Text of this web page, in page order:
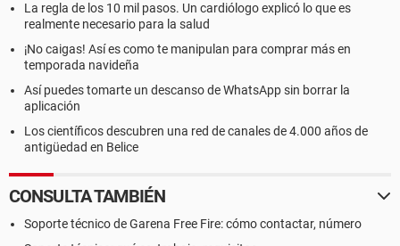
La regla de los 10 mil pasos. Un cardiólogo explicó lo que es
realmente necesario para la salud
¡No caigas! Así es como te manipulan para comprar más en
temporada navideña
Así puedes tomarte un descanso de WhatsApp sin borrar la
aplicación
Los científicos descubren una red de canales de 4.000 años de
antigüedad en Belice
CONSULTA TAMBIÉN
Soporte técnico de Garena Free Fire: cómo contactar, número